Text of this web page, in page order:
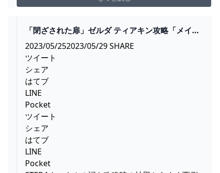
https://youtu.be/a7_akqR2oJQ皆様のお陰で遂にチャン
「閉ざされた扉」ゼルダ ティアキン攻略「メイン
チャレンジ編」【ゼルダの伝説ティアーズオブザ
2023/05/252023/05/29 SHARE
ツイート
シェア
はてブ
LINE
Pocket
ツイート
シェア
はてブ
LINE
Pocket